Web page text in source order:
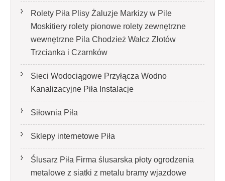
Rolety Piła Plisy Żaluzje Markizy w Pile
Moskitiery rolety pionowe rolety zewnętrzne
wewnętrzne Pila Chodzież Wałcz Złotów
Trzcianka i Czarnków
Sieci Wodociągowe Przyłącza Wodno
Kanalizacyjne Piła Instalacje
Siłownia Piła
Sklepy internetowe Piła
Ślusarz Piła Firma ślusarska płoty ogrodzenia
metalowe z siatki z metalu bramy wjazdowe